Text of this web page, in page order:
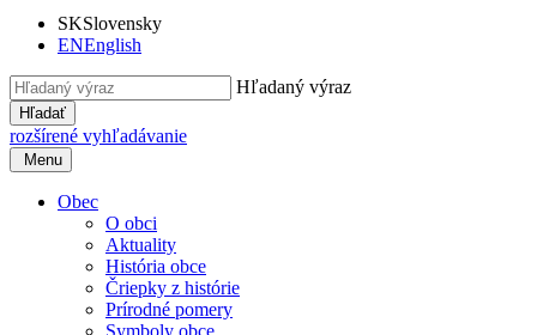
SKSlovensky
ENEnglish
Hľadaný výraz
Hľadať
rozšírené vyhľadávanie
Menu
Obec
O obci
Aktuality
História obce
Čriepky z histórie
Prírodné pomery
Symboly obce